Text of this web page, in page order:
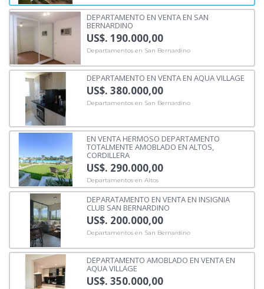
DEPARTAMENTO EN VENTA EN SAN
BERNARDINO
US$. 190.000,00
Departamentos en San Bernardino
DEPARTAMENTO EN VENTA EN AQUA VILLAGE
US$. 380.000,00
Departamentos en San Bernardino
EN VENTA HERMOSO DEPARTAMENTO
TOTALMENTE AMOBLADO EN ALTOS,
CORDILLERA
US$. 290.000,00
Departamentos en Altos
DEPARATAMENTO EN VENTA EN INSIGNIA
CLUB SAN BERNARDINO
US$. 200.000,00
Departamentos en San Bernardino
DEPARTAMENTO AMOBLADO EN VENTA EN
AQUA VILLAGE
US$. 350.000,00